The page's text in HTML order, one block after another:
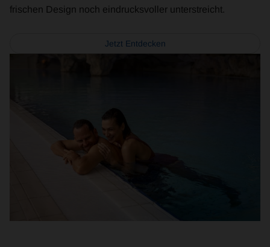
frischen Design noch eindrucksvoller unterstreicht.
Book
Jetzt Entdecken